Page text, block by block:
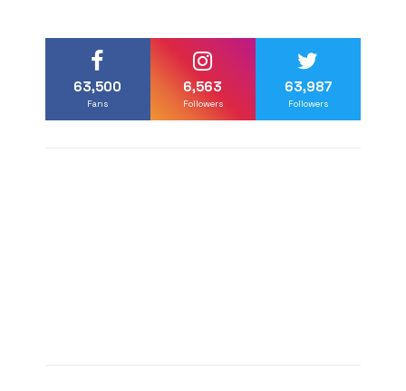
63,500
Fans
6,563
Followers
63,987
Followers